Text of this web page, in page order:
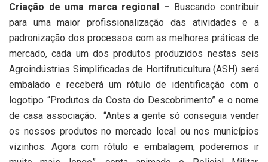
Criação de uma marca regional – Buscando contribuir
para uma maior profissionalização das atividades e a
padronização dos processos com as melhores práticas de
mercado, cada um dos produtos produzidos nestas seis
Agroindústrias Simplificadas de Hortifruticultura (ASH) será
embalado e receberá um rótulo de identificação com o
logotipo “Produtos da Costa do Descobrimento” e o nome
de casa associação. “Antes a gente só conseguia vender
os nossos produtos no mercado local ou nos municípios
vizinhos. Agora com rótulo e embalagem, poderemos ir